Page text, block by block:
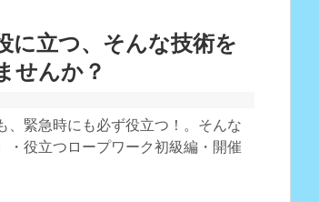
に立つ、そんな技術を
せんか？
、緊急時にも必ず役立つ！。そんな
・役立つロープワーク初級編・開催